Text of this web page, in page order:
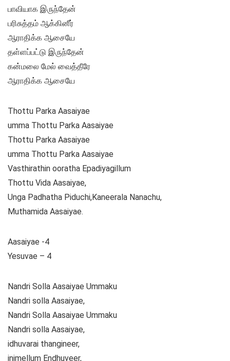
பாவியாக இருந்தேன்
பரிசுத்தம் ஆக்கினீர்
ஆராதிக்க ஆசையே
தள்ளப்பட்டு இருந்தேன்
கன்மலை மேல் வைத்தீரே
ஆராதிக்க ஆசையே
Thottu Parka Aasaiyae
umma Thottu Parka Aasaiyae
Thottu Parka Aasaiyae
umma Thottu Parka Aasaiyae
Vasthirathin ooratha Epadiyagillum
Thottu Vida Aasaiyae,
Unga Padhatha Piduchi,Kaneerala Nanachu,
Muthamida Aasaiyae.
Aasaiyae -4
Yesuvae – 4
Nandri Solla Aasaiyae Ummaku
Nandri solla Aasaiyae,
Nandri Solla Aasaiyae Ummaku
Nandri solla Aasaiyae,
idhuvarai thangineer,
inimellum Endhuveer,